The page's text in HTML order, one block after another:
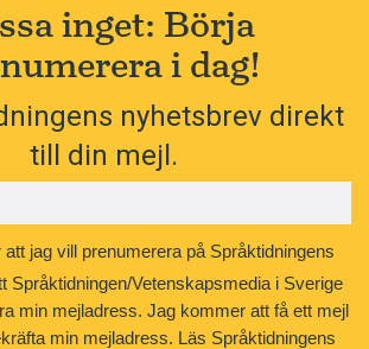
inget: Börja
i dag!
nyhetsbrev direkt
till din mejl.
jag vill prenumerera på Språktidningens
Språktidningen/Vetenskapsmedia i Sverige
min mejladress. Jag kommer att få ett mejl
min mejladress. Läs Språktidningens